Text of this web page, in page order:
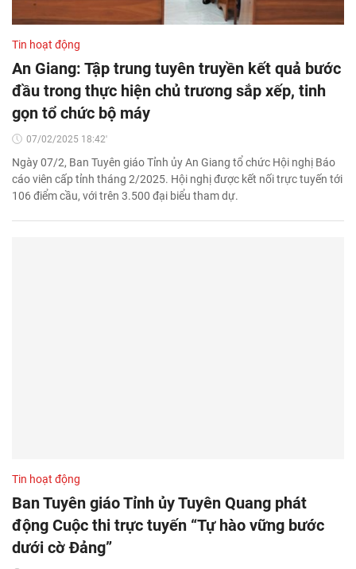
Tin hoạt động
An Giang: Tập trung tuyên truyền kết quả bước
đầu trong thực hiện chủ trương sắp xếp, tinh
gọn tổ chức bộ máy
07/02/2025 18:42'
Ngày 07/2, Ban Tuyên giáo Tỉnh ủy An Giang tổ chức Hội nghị Báo
cáo viên cấp tỉnh tháng 2/2025. Hội nghị được kết nối trực tuyến tới
106 điểm cầu, với trên 3.500 đại biểu tham dự.
Tin hoạt động
Ban Tuyên giáo Tỉnh ủy Tuyên Quang phát
động Cuộc thi trực tuyến “Tự hào vững bước
dưới cờ Đảng”